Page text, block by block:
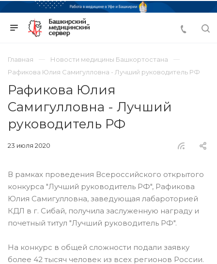
Главная
Новости медицины Башкортостана
Рафикова Юлия Самигулловна - Лучший руководитель РФ
Рафикова Юлия
Самигулловна - Лучший
руководитель РФ
23 июля 2020
В рамках проведения Всероссийского открытого
конкурса "Лучший руководитель РФ", Рафикова
Юлия Самигулловна, заведующая лабароторией
КДЛ в г. Сибай, получила заслуженную награду и
почетный титул "Лучший руководитель РФ".
На конкурс в общей сложности подали заявку
более 42 тысяч человек из всех регионов России.